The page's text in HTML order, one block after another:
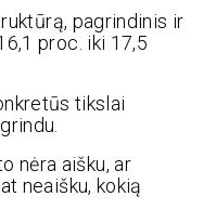
pagrindinis ir
proc. iki 17,5
tikslai
nėra aišku, ar
neaišku, kokią